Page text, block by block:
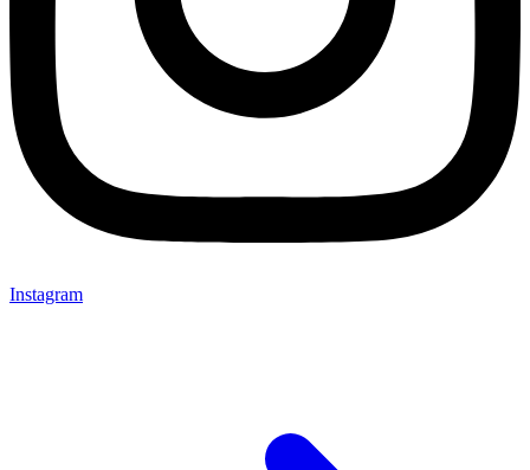
Instagram